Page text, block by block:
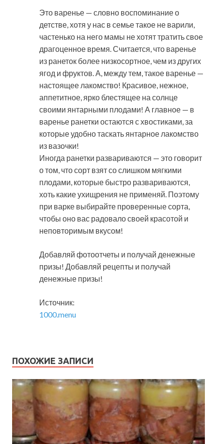
Это варенье — словно воспоминание о
детстве, хотя у нас в семье такое не варили,
частенько на него мамы не хотят тратить свое
драгоценное время. Считается, что варенье
из ранеток более низкосортное, чем из других
ягод и фруктов. А, между тем, такое варенье —
настоящее лакомство! Красивое, нежное,
аппетитное, ярко блестящее на солнце
своими янтарными плодами! А главное — в
варенье ранетки остаются с хвостиками, за
которые удобно таскать янтарное лакомство
из вазочки!
Иногда ранетки развариваются — это говорит
о том, что сорт взят со слишком мягкими
плодами, которые быстро развариваются,
хоть какие ухищрения не применяй. Поэтому
при варке выбирайте проверенные сорта,
чтобы оно вас радовало своей красотой и
неповторимым вкусом!
Добавляй фотоотчеты и получай денежные
призы! Добавляй рецепты и получай
денежные призы!
Источник:
1000.menu
ПОХОЖИЕ ЗАПИСИ